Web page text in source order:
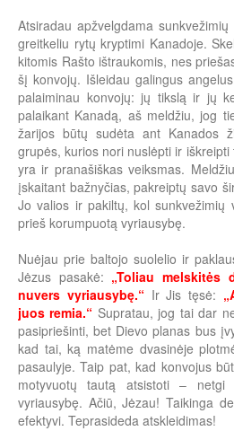
Atsiradau apžvelgdama
greitkeliu rytų kryptimi Kanadoje.
kitomis Rašto ištraukomis, nes
šį konvojų. Išleidau galingus
palaiminau konvojų: jų tikslą ir jų
palaikant Kanadą, aš meldžiu, jog
žarijos būtų sudėta ant Kanados
grupės, kurios nori nuslėpti ir
yra ir pranašiškas veiksmas.
įskaitant bažnyčias, pakreiptų savo
Jo valios ir pakiltų, kol sunkvežimių
prieš korumpuotą vyriausybę.
Nuėjau prie baltojo suolelio ir
Jėzus pasakė: „Toliau melskitės
nuvers vyriausybę.“ Ir Jis tęsė:
juos remia.“ Supratau, jog tai dar
pasipriešinti, bet Dievo planas bus
kad tai, ką matėme dvasinėje
pasaulyje. Taip pat, kad konvojus
motyvuotų tautą atsistoti –
vyriausybę. Ačiū, Jėzau! Taikinga
efektyvi. Teprasideda atskleidimas!